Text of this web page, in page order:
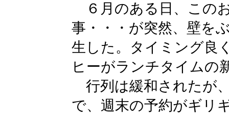
６月のある日、この
事・・・が突然、壁を
生した。タイミング良
ヒーがランチタイムの
行列は緩和されたが
で、週末の予約がギリ